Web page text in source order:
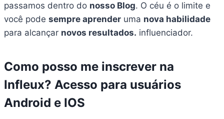
passamos dentro do nosso Blog. O céu é o limite e
você pode sempre aprender uma nova habilidade
para alcançar novos resultados. influenciador.
Como posso me inscrever na
Infleux? Acesso para usuários
Android e IOS